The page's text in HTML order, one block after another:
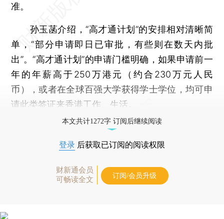
准。
孙玉菡介绍，“高才通计划”的安排相对清晰简
单，“部分申请即日已审批，有些则在数天内批
出”。“高才通计划”的申请门槛明确，如果申请前一
年的年薪高于250万港元（约合230万元人民
币），或者在全球百强大学获得学士学位，均可申
请此类签证来香港工作、生活。
本文共计1272字 订阅后继续阅读
登录 后获取已订阅的阅读权限
财新通会员
可畅读全文
订阅/会员升级